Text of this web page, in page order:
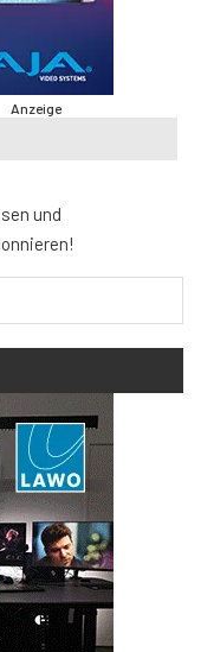
Anzeige
und